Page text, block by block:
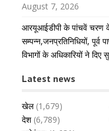
August 7, 2026
आरयूआईडीपी के पांचवें चरण के
सम्पन्न,जनप्रतिनिधियों, पूर्व
विभागों के अधिकारियों ने दिए
Latest news
खेल(1,679)
देश(6,789)